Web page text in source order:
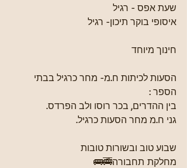
שעת אפס - רגיל
איסופי בוקר תיכון- רגיל
חינוך מיוחד
הסעות לכיתות ח.מ- מחר כרגיל בבתי
הספר :
בין ההדרים, בכר רוסו ולב הפרדס.
גני ח.מ מחר הסעות כרגיל.
שבוע טוב ובשורות טובות
מחלקת תחבורה🚎🚌